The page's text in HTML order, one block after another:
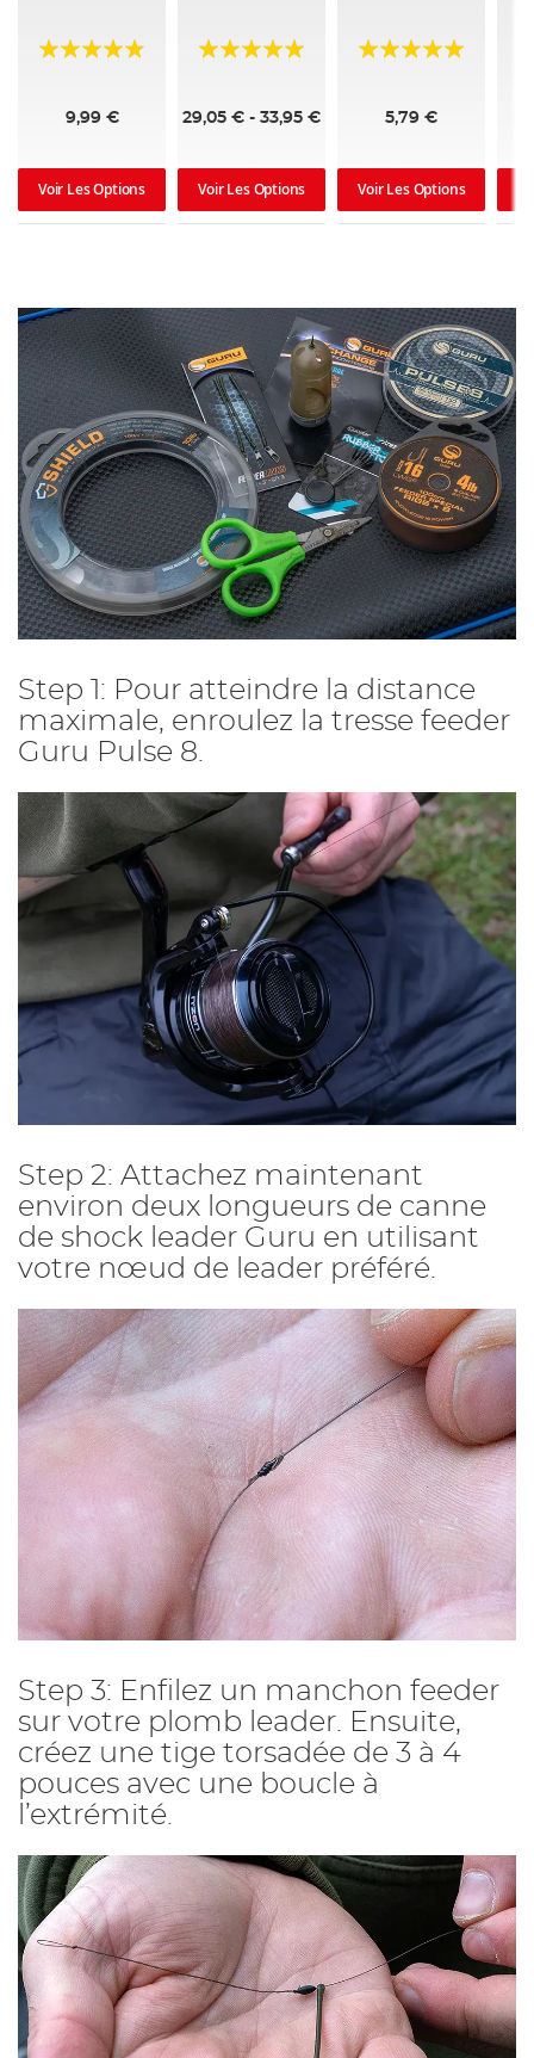
Évaluation:
9,99 €
Voir Les Options
Évaluation:
29,05 € - 33,95 €
Voir Les Options
Évaluation:
5,79 €
Voir Les Options
Step 1: Pour atteindre la distance
maximale, enroulez la tresse feeder
Guru Pulse 8.
Step 2: Attachez maintenant
environ deux longueurs de canne
de shock leader Guru en utilisant
votre nœud de leader préféré.
Step 3: Enfilez un manchon feeder
sur votre plomb leader. Ensuite,
créez une tige torsadée de 3 à 4
pouces avec une boucle à
l’extrémité.